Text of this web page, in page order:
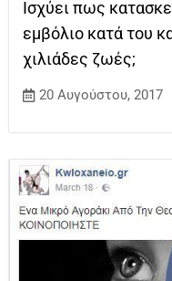
Ισχύει πως
εμβόλιο κατά του
χιλιάδες ζωές;
20 Αυγούστου, 2017